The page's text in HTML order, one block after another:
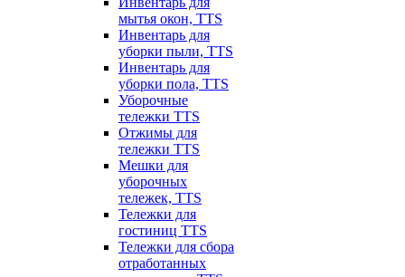
мытья окон, TTS
Инвентарь для
уборки пыли, TTS
Инвентарь для
уборки пола, TTS
Уборочные
тележки TTS
Отжимы для
тележки TTS
Мешки для
уборочных
тележек, TTS
Тележки для
гостиниц TTS
Тележки для сбора
отработанных